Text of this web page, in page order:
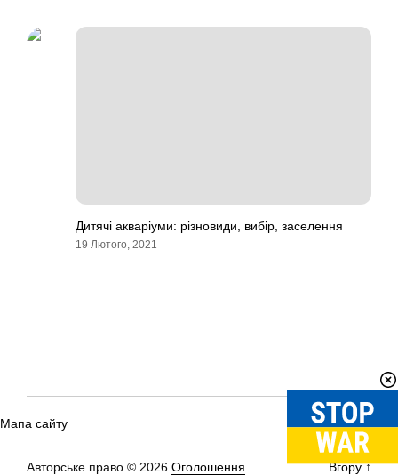
Дитячі акваріуми: різновиди, вибір, заселення
19 Лютого, 2021
Мапа сайту
Авторське право © 2026 Оголошення Вгору↑